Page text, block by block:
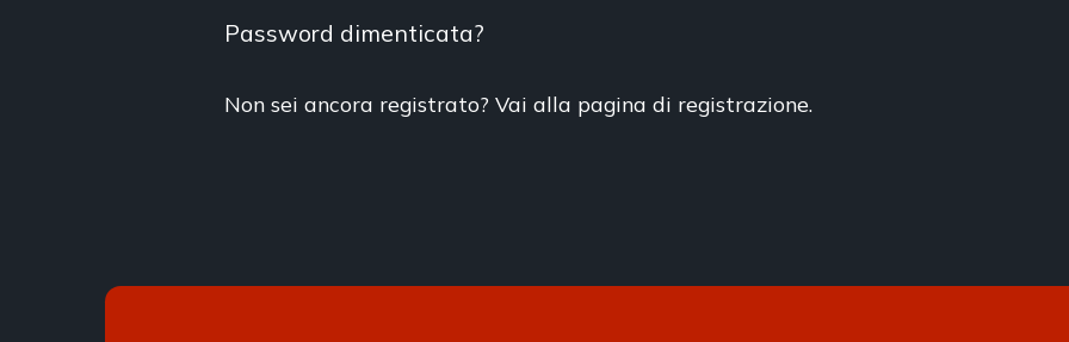
Password dimenticata?
Non sei ancora registrato? Vai alla pagina di registrazione.